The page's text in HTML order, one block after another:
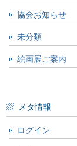
協会お知らせ
未分類
絵画展ご案内
メタ情報
ログイン